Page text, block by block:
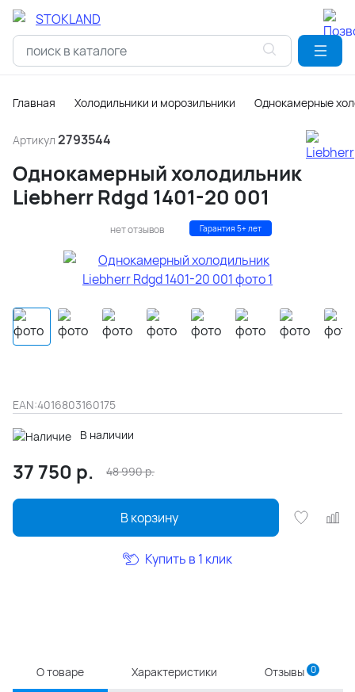
Главная Холодильники и морозильники Однокамерные
Артикул 2793544
Однокамерный холодильник
Liebherr Rdgd 1401-20 001
нет отзывов Гарантия 5+ лет
EAN:4016803160175
В наличии
37 750 р. 48 990р.
В корзину
Купить в 1 клик
О товаре Характеристики Отзывы 0